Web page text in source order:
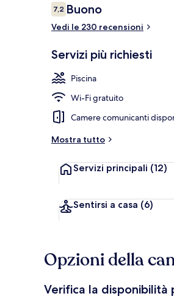
Recensioni
7,27,2 su 10
Buono
Vedi le 230 recensioni
Servizi più richiesti
Piscina
Wi-Fi gratuito
Camere comunicanti
Mostra tutto
Servizi principali (12)
Sentirsi a casa (6)
Opzioni della
Verifica la